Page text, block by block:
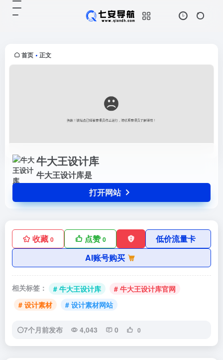
首页 • 正文
牛大王设计库
牛大王设计库是
打开网站
收藏 0 点赞0
低价流量卡
AI账号购买
相关标签： # 牛大王设计库
# 牛大王设计库官网
# 设计素材
# 设计素材网站
7个月前发布 4,043 0 0